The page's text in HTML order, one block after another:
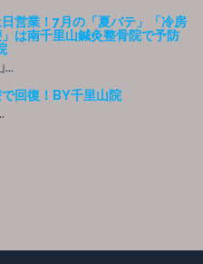
日営業！7月の「夏バテ」「冷房
は南千里山鍼灸整骨院で予防
...
回復！BY千里山院